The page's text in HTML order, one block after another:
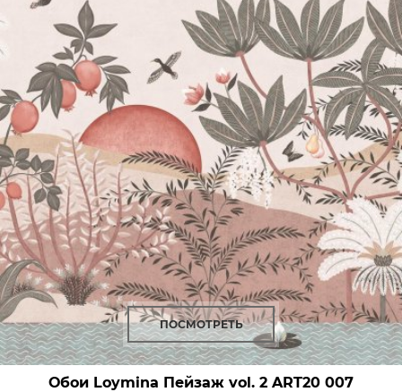
ПОСМОТРЕТЬ
Обои Loymina Пейзаж vol. 2 ART20 007